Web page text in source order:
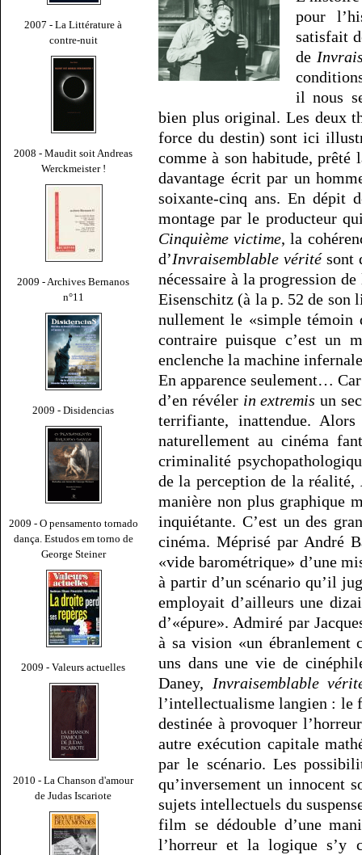
2007 - La Littérature à
contre-nuit
2008 - Maudit soit Andreas
Werckmeister !
2009 - Archives Bernanos
n°11
2009 - Disidencias
2009 - O pensamento tornado
dança. Estudos em torno de
George Steiner
2009 - Valeurs actuelles
2010 - La Chanson d'amour
de Judas Iscariote
pour
satisfait
de
il nous
bien plus original. Les deux
force du destin) sont ici
comme à son habitude, prêté
davantage écrit par un
soixante-cinq ans. En dépit
montage par le producteur
Cinquième victime, la
d’Invraisemblable véritésont
nécessaire à la progression
Eisenschitz (à la p. 52 de son
nullement le «simple témoin
contraire puisque c’est un
enclenche la machine
En apparence seulement…
d’en révéler in extremis un
terrifiante, inattendue.
naturellement au cinéma
criminalité
de la perception de la réalité,
manière non plus graphique
inquiétante. C’est un des
cinéma. Méprisé par André
«vide barométrique» d’une
à partir d’un scénario qu’il
employait d’ailleurs une
d’«épure». Admiré par
à sa vision «un ébranlement
uns dans une vie de
Daney, Invraisemblable
l’intellectualisme langien : le
destinée à provoquer
autre exécution capitale
par le scénario. Les
qu’inversement un innocent
sujets intellectuels du
film se dédouble d’une
l’horreur et la logique s’y